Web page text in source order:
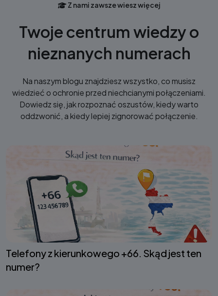
Z nami zawsze wiesz więcej
Twoje centrum wiedzy o
nieznanych numerach
Na naszym blogu znajdziesz wszystko, co musisz
wiedzieć o ochronie przed niechcianymi połączeniami.
Dowiedz się, jak rozpoznać oszustów, kiedy warto
oddzwonić, a kiedy lepiej zignorować połączenie.
Telefony z kierunkowego +66. Skąd jest ten
numer?